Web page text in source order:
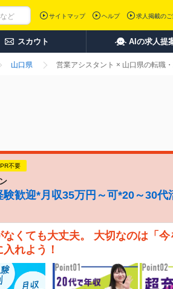
サイトマップ ヘルプ 求人掲載のご
スカウト AIの求人提
山口県 営業アシスタント × 山口県の転職
不要
歓迎*月収35万円～可*20～30
なくても大丈夫。 大切なのは「
れよう！